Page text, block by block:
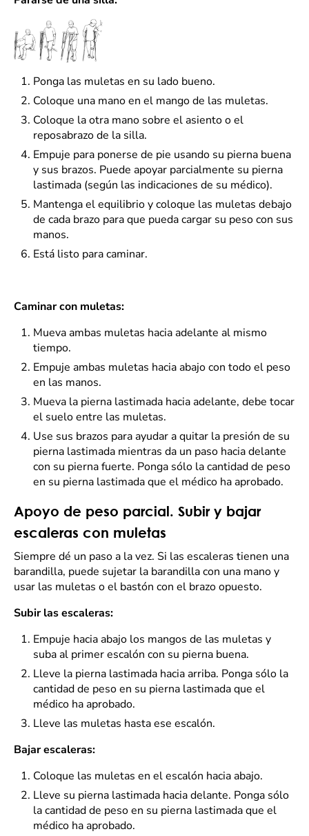
Ponga las muletas en su lado bueno.
Coloque una mano en el mango de las muletas.
Coloque la otra mano sobre el asiento o el
reposabrazo de la silla.
Empuje para ponerse de pie usando su pierna buena
y sus brazos. Puede apoyar parcialmente su pierna
lastimada (según las indicaciones de su médico).
Mantenga el equilibrio y coloque las muletas debajo
de cada brazo para que pueda cargar su peso con sus
manos.
Está listo para caminar.
Caminar con muletas:
Mueva ambas muletas hacia adelante al mismo
tiempo.
Empuje ambas muletas hacia abajo con todo el peso
en las manos.
Mueva la pierna lastimada hacia adelante, debe tocar
el suelo entre las muletas.
Use sus brazos para ayudar a quitar la presión de su
pierna lastimada mientras da un paso hacia delante
con su pierna fuerte. Ponga sólo la cantidad de peso
en su pierna lastimada que el médico ha aprobado.
Apoyo de peso parcial. Subir y bajar
escaleras con muletas
Siempre dé un paso a la vez. Si las escaleras tienen una
barandilla, puede sujetar la barandilla con una mano y
usar las muletas o el bastón con el brazo opuesto.
Subir las escaleras:
Empuje hacia abajo los mangos de las muletas y
suba al primer escalón con su pierna buena.
Lleve la pierna lastimada hacia arriba. Ponga sólo la
cantidad de peso en su pierna lastimada que el
médico ha aprobado.
Lleve las muletas hasta ese escalón.
Bajar escaleras:
Coloque las muletas en el escalón hacia abajo.
Lleve su pierna lastimada hacia delante. Ponga sólo
la cantidad de peso en su pierna lastimada que el
médico ha aprobado.